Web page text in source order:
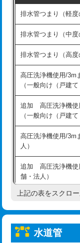
※給水管工事は
持込商品取付（混
持込商品取付（浄
給水管工事※（ホー
給水管工事※（バン
給水管工事※（支
給水管工事※（保温
め込み）)
給水管工事※（土の
業)
給水管工事※（塩ビ
用/3ｍまで)
給水管工事※（塩ビ
給水管工事※（ライ
管・ポリ管・HT管
排水管つまり（軽度
排水管つまり（中度
排水管つまり（高度
高圧洗浄機使用/3m
（一般向け（戸建て
追加 高圧洗浄機使
（一般向け（戸建て
高圧洗浄機使用/3m
人）
追加 高圧洗浄機使
舗・法人）
高度高圧洗浄換
トーラー機使用/3m
上記の表をスクロ
水道管